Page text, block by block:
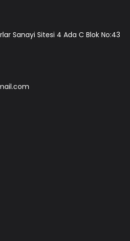
Sanayi Sitesi 4 Ada C Blok No:43